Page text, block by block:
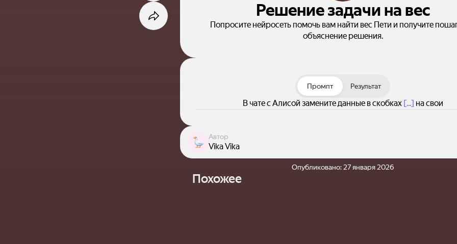
Решение задачи на вес
Попросите нейросеть помочь вам найти вес Пети и получите
объяснение решения.
Промпт Результат
В чате с Алисой замените данные в скобках [...] на свои
Автор
Vika Vika
Опубликовано:27 января 2026
Похожее